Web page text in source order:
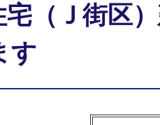
（Ｊ街区
す